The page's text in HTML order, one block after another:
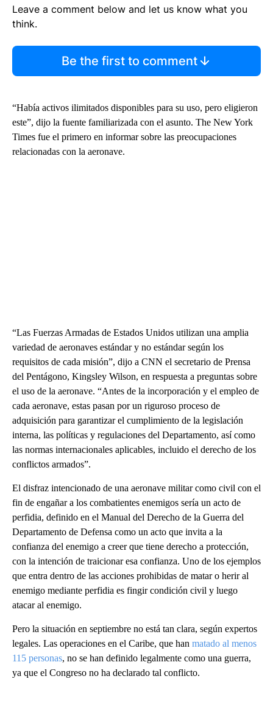
Leave a comment below and let us know what you
think.
Be the first to comment
“Había activos ilimitados disponibles para su uso, pero eligieron
este”, dijo la fuente familiarizada con el asunto. The New York
Times fue el primero en informar sobre las preocupaciones
relacionadas con la aeronave.
“Las Fuerzas Armadas de Estados Unidos utilizan una amplia
variedad de aeronaves estándar y no estándar según los
requisitos de cada misión”, dijo a CNN el secretario de Prensa
del Pentágono, Kingsley Wilson, en respuesta a preguntas sobre
el uso de la aeronave. “Antes de la incorporación y el empleo de
cada aeronave, estas pasan por un riguroso proceso de
adquisición para garantizar el cumplimiento de la legislación
interna, las políticas y regulaciones del Departamento, así como
las normas internacionales aplicables, incluido el derecho de los
conflictos armados”.
El disfraz intencionado de una aeronave militar como civil con el
fin de engañar a los combatientes enemigos sería un acto de
perfidia, definido en el Manual del Derecho de la Guerra del
Departamento de Defensa como un acto que invita a la
confianza del enemigo a creer que tiene derecho a protección,
con la intención de traicionar esa confianza. Uno de los ejemplos
que entra dentro de las acciones prohibidas de matar o herir al
enemigo mediante perfidia es fingir condición civil y luego
atacar al enemigo.
Pero la situación en septiembre no está tan clara, según expertos
legales. Las operaciones en el Caribe, que han matado al menos
115 personas, no se han definido legalmente como una guerra,
ya que el Congreso no ha declarado tal conflicto.